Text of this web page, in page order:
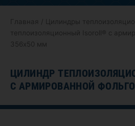
Главная Цилиндры
теплоизоляционный Isoroll® с
356х50 мм
ЦИЛИНДР
С АРМИРОВАННОЙ